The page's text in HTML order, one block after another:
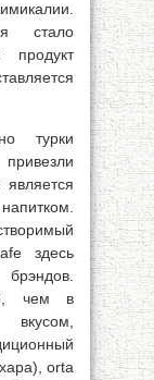
стало
продукт
турки
здесь
чем в
вкусом,
orta